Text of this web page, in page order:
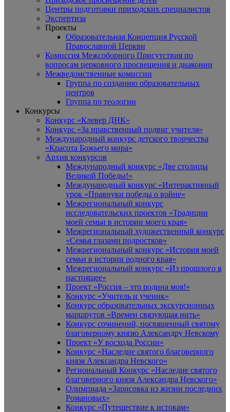
Центры подготовки приходских специалистов
Экспертиза
Проекты
Образовательная Концепция Русской
Православной Церкви
Комиссия Межсоборного Присутствия по
вопросам церковного просвещения и диаконии
Межведомственные комиссии
Группа по созданию образовательных
центров
Группа по теологии
Конкурсы
Конкурс «Клевер ДНК»
Конкурс «За нравственный подвиг учителя»
Международный конкурс детского творчества
«Красота Божьего мира»
Архив конкурсов
Международный конкурс «Две столицы
Великой Победы!»
Международный конкурс «Интерактивный
урок «Правнуки победы о войне»
Межрегиональный конкурс
исследовательских проектов «Традиции
моей семьи в истории моего края»
Межрегиональный художественный конкурс
«Семья глазами подростков»
Межрегиональный конкурс «История моей
семьи в истории родного края»
Межрегиональный конкурс «Из прошлого в
настоящее»
Проект «Россия – это родина моя!»
Конкурс «Учитель и ученик»
Конкурс образовательных экскурсионных
маршрутов «Времен связующая нить»
Конкурс сочинений, посвященный святому
благоверному князю Александру Невскому
Проект «У восхода России»
Конкурс «Наследие святого благоверного
князя Александра Невского»
Региональный Конкурс «Наследие святого
благоверного князя Александра Невского»
Олимпиада «Зарисовка из жизни последних
Романовых»
Конкурс «Путешествие к истокам»